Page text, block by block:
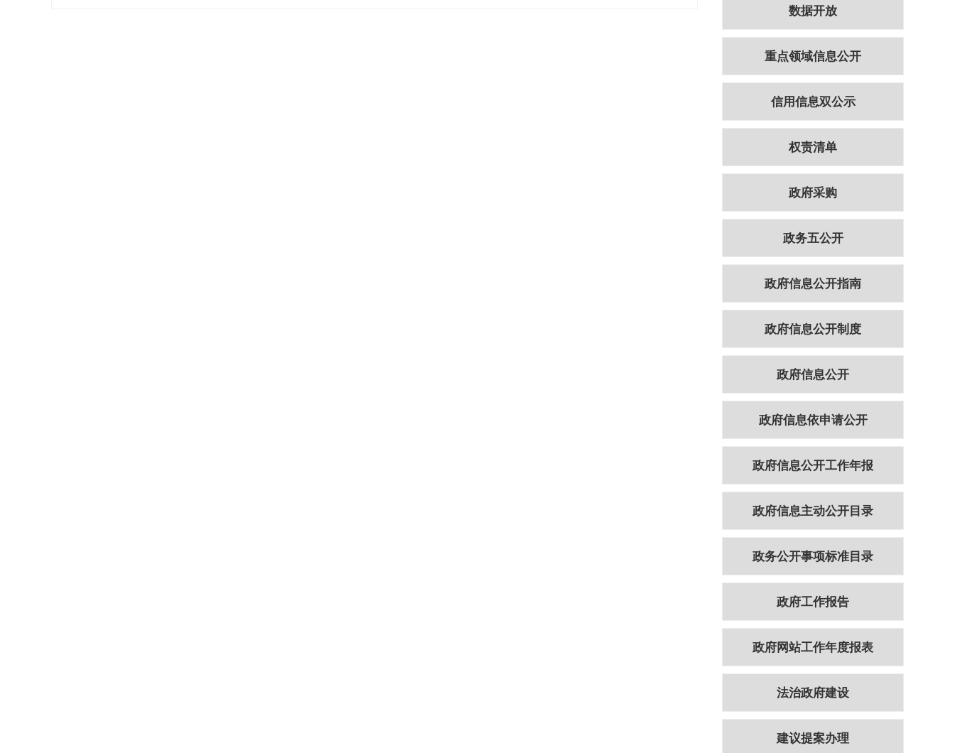
数据开放
重点领域信息公开
信用信息双公示
权责清单
政府采购
政务五公开
政府信息公开指南
政府信息公开制度
政府信息公开
政府信息依申请公开
政府信息公开工作年报
政府信息主动公开目录
政务公开事项标准目录
政府工作报告
政府网站工作年度报表
法治政府建设
建议提案办理